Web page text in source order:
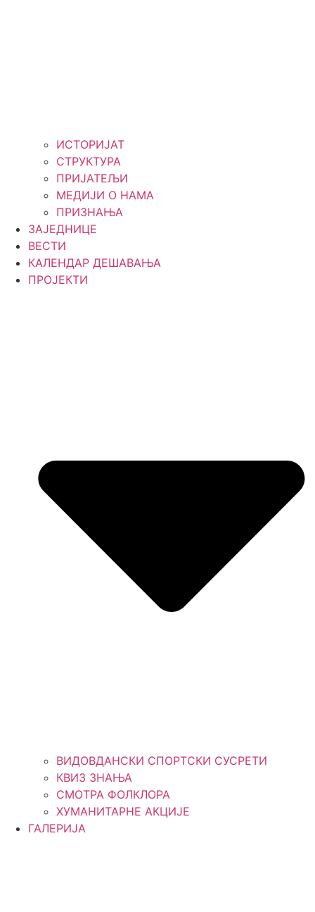
ИСТОРИЈАТ
СТРУКТУРА
ПРИЈАТЕЉИ
МЕДИЈИ О НАМА
ПРИЗНАЊА
ЗАЈЕДНИЦЕ
ВЕСТИ
КАЛЕНДАР ДЕШАВАЊА
ПРОЈЕКТИ
ВИДОВДАНСКИ СПОРТСКИ СУСРЕТИ
КВИЗ ЗНАЊА
СМОТРА ФОЛКЛОРА
ХУМАНИТАРНЕ АКЦИЈЕ
ГАЛЕРИЈА